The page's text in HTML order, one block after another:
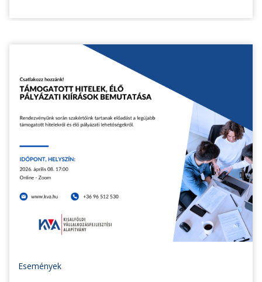
Események